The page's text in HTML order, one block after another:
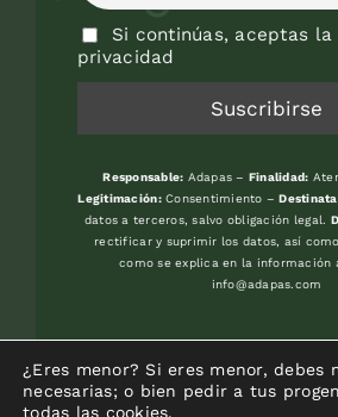
Si continúas, aceptas
privacidad
Responsable: Adapas – Finalidad:
Legitimación:Consentimiento –
datos a terceros, salvo obligación legal.
rectificar y suprimir los datos, así
como se explica en la información
info@adapas.com
-GIJON (Asturias) –
¿Eres menor? Si eres menor, debes
necesarias; o bien pedir a tus
todas las cookies.